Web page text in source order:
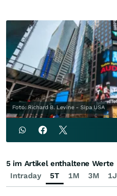
Foto: Richard B. Levine - Sipa USA
Intraday 5T 1M 3M 1J
5 im Artikel enthaltene Werte